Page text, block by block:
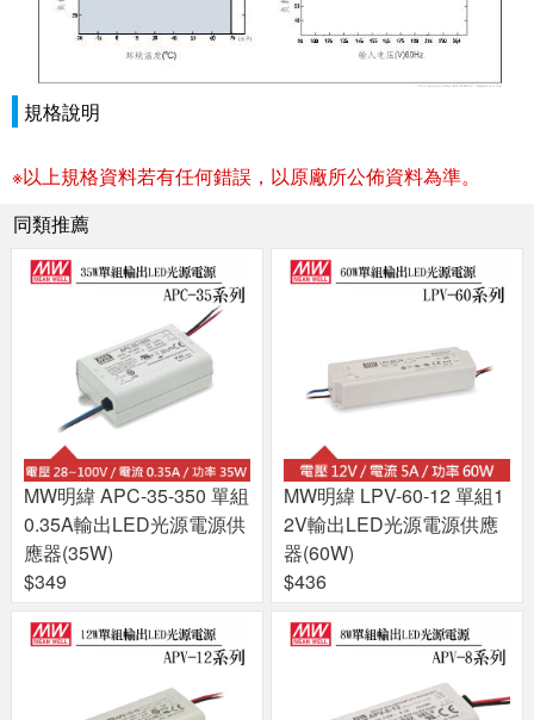
規格說明
※以上規格資料若有任何錯誤，以原廠所公佈資料為準。
同類推薦
MW明緯 APC-35-350 單組
0.35A輸出LED光源電源供
應器(35W)
$349
MW明緯 LPV-60-12 單組1
2V輸出LED光源電源供應
器(60W)
$436